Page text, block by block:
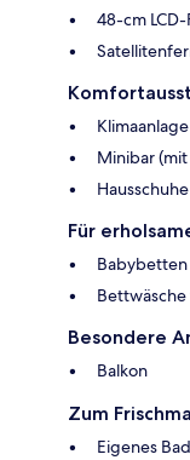
48-cm
Minibar
Hausschuhe
Für
Babybetten
Besondere
Balkon
Zum
Eigenes Bad